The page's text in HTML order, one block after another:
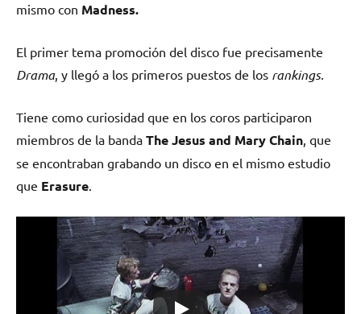
mismo con Madness.
El primer tema promoción del disco fue precisamente
Drama, y llegó a los primeros puestos de los rankings.
Tiene como curiosidad que en los coros participaron
miembros de la banda The Jesus and Mary Chain, que
se encontraban grabando un disco en el mismo estudio
que Erasure.